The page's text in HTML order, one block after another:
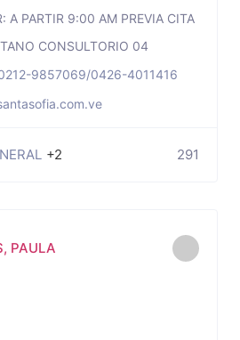
A PARTIR 9:00 AM PREVIA CITA
CONSULTORIO 04
9857069/0426-4011416
+2 291
PAULA